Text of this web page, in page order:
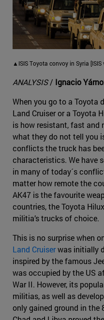
▲ISIS Toyota convoy in Syria
ANALYSIS/ Ignacio
When you go to a Toyota
Land Cruiser or a Toyota
is how resistant, fast and
what they do not tell you
conflicts the truck has
characteristics. We have
in many of today´s
matter how remote the
AK47 is the favourite
countries, the Toyota
militia’s trucks of choice.
This is no surprise when
Land Cruiserwas initially
inspired by the famous
was occupied by the US
War II. However, its
militias, as well as
only gained ground in the